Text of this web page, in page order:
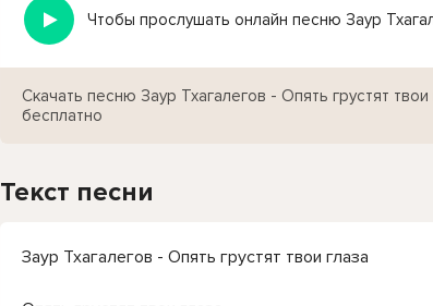
Скачать песню Заур Тхагалегов - Опять грустят твои
бесплатно
Текст песни
Заур Тхагалегов - Опять грустят твои глаза